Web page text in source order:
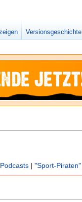
Podcasts | "Sport-Piraten"
Versionsgeschichte